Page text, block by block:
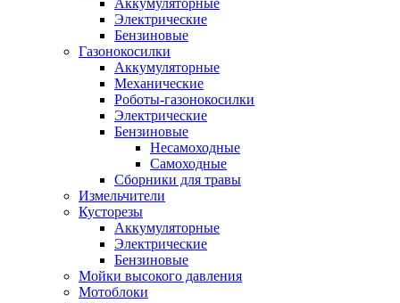
Аккумуляторные
Электрические
Бензиновые
Газонокосилки
Аккумуляторные
Механические
Роботы-газонокосилки
Электрические
Бензиновые
Несамоходные
Самоходные
Сборники для травы
Измельчители
Кусторезы
Аккумуляторные
Электрические
Бензиновые
Мойки высокого давления
Мотоблоки